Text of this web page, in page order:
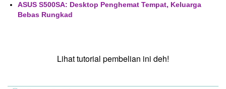
ASUS S500SA: Desktop Penghemat Tempat, Keluarga
Bebas Rungkad
Lihat tutorial pembelian ini deh!